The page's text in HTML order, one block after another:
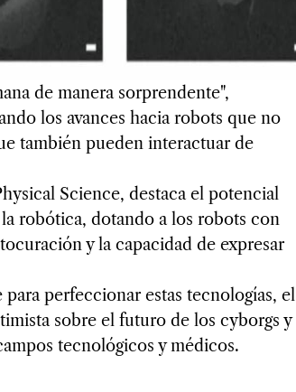
de manera sorprendente",
los avances hacia robots que no
también pueden interactuar de
Science, destaca el potencial
robótica, dotando a los robots con
y la capacidad de expresar
perfeccionar estas tecnologías, el
sobre el futuro de los cyborgs y
tecnológicos y médicos.